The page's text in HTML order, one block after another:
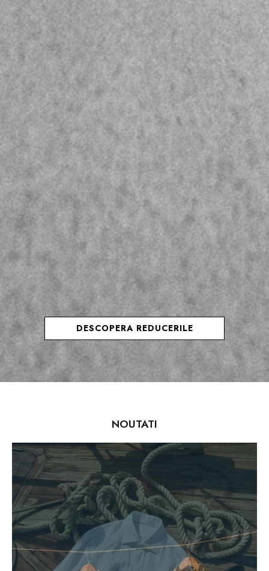
DESCOPERA REDUCERILE
NOUTATI